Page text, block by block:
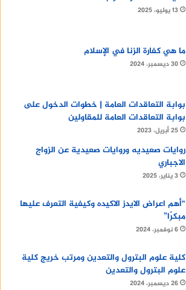
13 يوليو، 2025
ما هي كفارة الزنا في الإسلام
30 ديسمبر، 2024
بوابة التعاقدات العامة | خطوات الدخول على
بوابة التعاقدات العامة للمقاولين
25 أبريل، 2023
روايات صعيديه وروايات صعيدية عن الزواج
الاجباري
3 يناير، 2025
“أهم اعراض الايدز الاكيده وكيفية التعرف عليها
مبكرًا”
6 نوفمبر، 2024
كلية علوم البترول والتعدين ومرتب خريج كلية
علوم البترول والتعدين
26 ديسمبر، 2024